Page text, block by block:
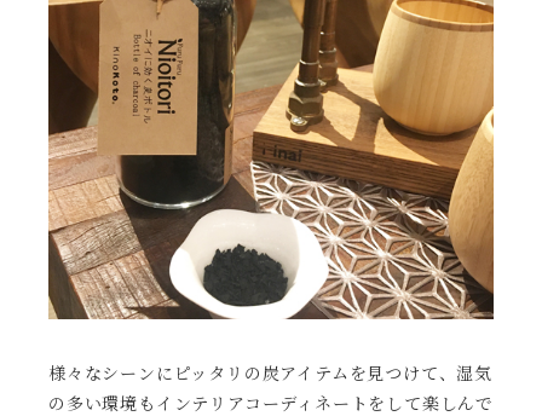
様々なシーンにピッタリの炭アイテムを見つけて、湿気
の多い環境もインテリアコーディネートをして楽しんで